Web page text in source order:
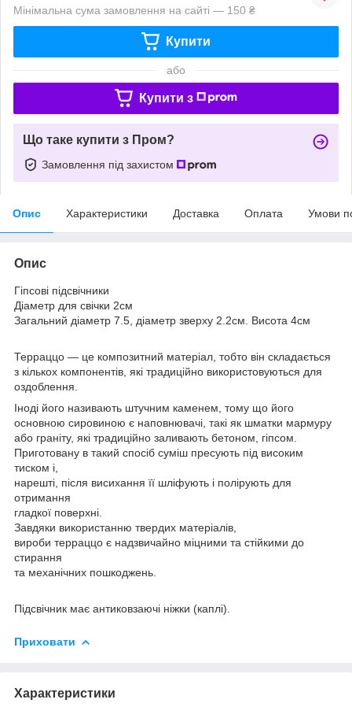
Мінімальна сума замовлення на сайті — 150 ₴
Купити
або
Купити з
Що таке купити з Пром?
Замовлення під захистом
Опис Характеристики Доставка Оплата Умови
Опис
Гіпсові підсвічники
Діаметр для свічки 2см
Загальний діаметр 7.5, діаметр зверху 2.2см. Висота 4см
Терраццо — це композитний матеріал, тобто він складається
з кількох компонентів, які традиційно використовуються для
оздоблення.
Іноді його називають штучним каменем, тому що його
основною сировиною є наповнювачі, такі як шматки мармуру
або граніту, які традиційно заливають бетоном, гіпсом.
Приготовану в такий спосіб суміш пресують під високим
тиском і,
нарешті, після висихання її шліфують і полірують для
отримання
гладкої поверхні.
Завдяки використанню твердих матеріалів,
вироби терраццо є надзвичайно міцними та стійкими до
стирання
та механічних пошкоджень.
Підсвічник має антиковзаючі ніжки (каплі).
Приховати
Характеристики